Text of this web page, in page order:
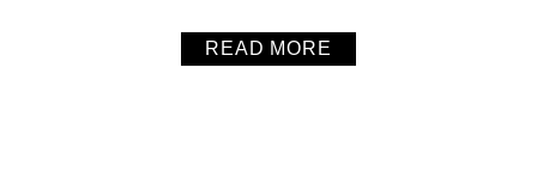
主廚的創意巧思更讓「🦆🍜」成為京都每日排隊的超人氣美
READ MORE